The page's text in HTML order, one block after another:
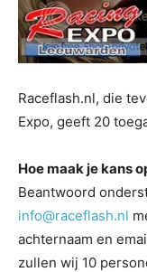
Raceflash.nl, die
Expo, geeft 20
Hoe maak je kans
Beantwoord
info@raceflash.nl
achternaam en
zullen wij 10